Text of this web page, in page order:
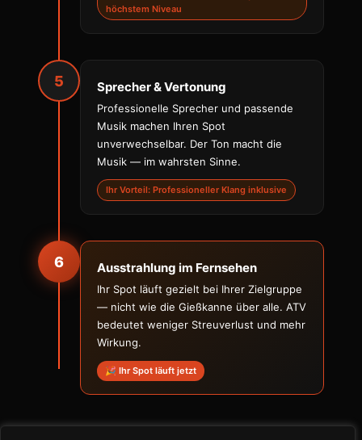
höchstem Niveau
5 Sprecher & Vertonung
Professionelle Sprecher und passende
Musik machen Ihren Spot
unverwechselbar. Der Ton macht die
Musik — im wahrsten Sinne.
Ihr Vorteil: Professioneller Klang inklusive
6 Ausstrahlung im Fernsehen
Ihr Spot läuft gezielt bei Ihrer Zielgruppe
— nicht wie die Gießkanne über alle. ATV
bedeutet weniger Streuverlust und mehr
Wirkung.
🎉 Ihr Spot läuft jetzt